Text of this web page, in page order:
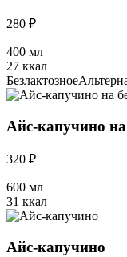
280 ₽
400 мл
27 ккал
Безлактозное
Айс-капучино
320 ₽
600 мл
31 ккал
Айс-капучино